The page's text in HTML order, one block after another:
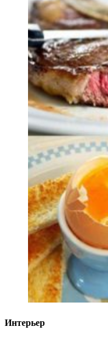
Интерьер